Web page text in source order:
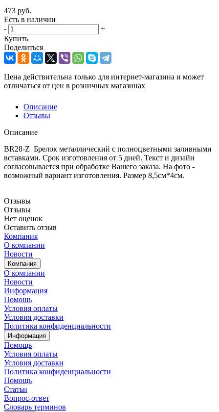
473 руб.
Есть в наличии
-
+
Купить
Поделиться
Цена действительна только для интернет-магазина и может
отличаться от цен в розничных магазинах
Описание
Отзывы
Описание
BR28-Z Брелок металлический с полноцветными заливными
вставками. Срок изготовления от 5 дней. Текст и дизайн
согласовывается при обработке Вашего заказа. На фото -
возможный вариант изготовления. Размер 8,5см*4см.
Отзывы
Отзывы
Нет оценок
Оставить отзыв
Компания
О компании
Новости
Компания
О компании
Новости
Информация
Помощь
Условия оплаты
Условия доставки
Политика конфиденциальности
Информация
Помощь
Условия оплаты
Условия доставки
Политика конфиденциальности
Помощь
Статьи
Вопрос-ответ
Словарь терминов